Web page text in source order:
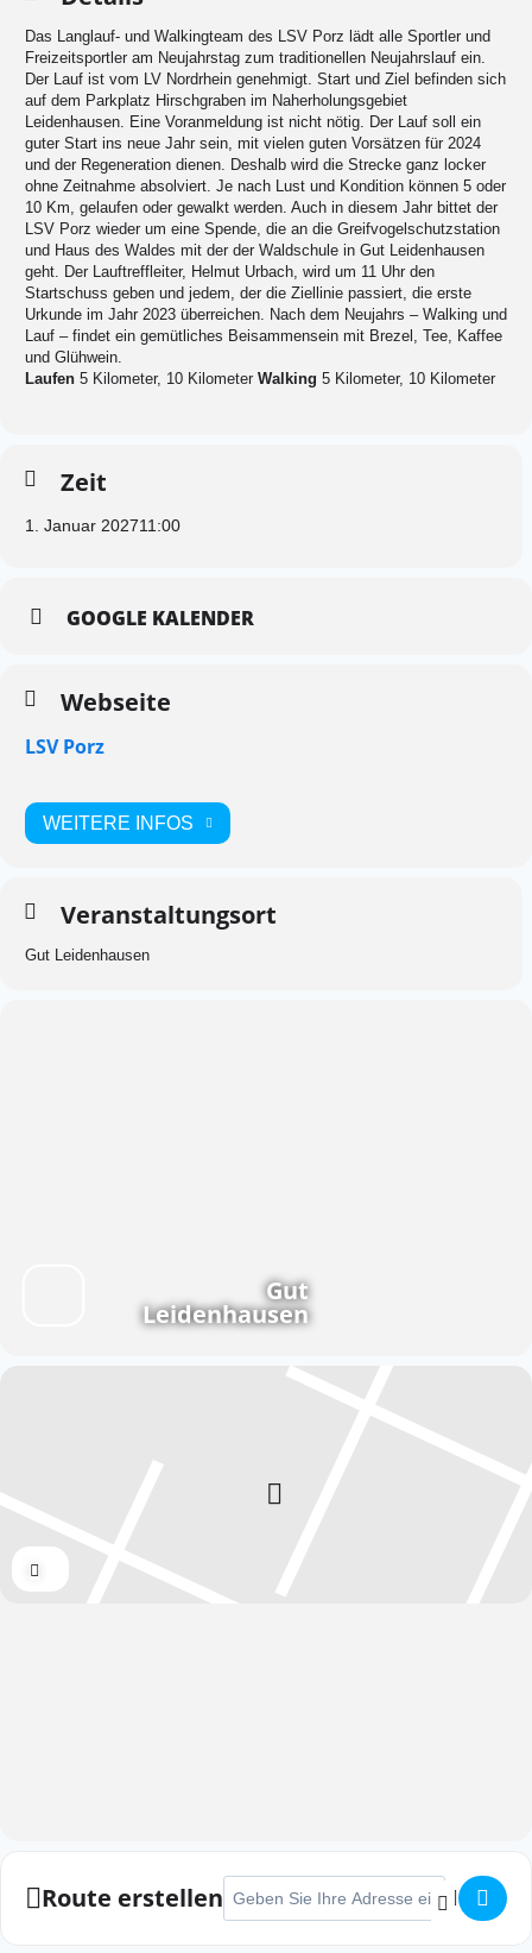
Das Langlauf- und Walkingteam des LSV Porz lädt alle Sportler und
Freizeitsportler am Neujahrstag zum traditionellen Neujahrslauf ein.
Der Lauf ist vom LV Nordrhein genehmigt. Start und Ziel befinden sich
auf dem Parkplatz Hirschgraben im Naherholungsgebiet
Leidenhausen. Eine Voranmeldung ist nicht nötig. Der Lauf soll ein
guter Start ins neue Jahr sein, mit vielen guten Vorsätzen für 2024
und der Regeneration dienen. Deshalb wird die Strecke ganz locker
ohne Zeitnahme absolviert. Je nach Lust und Kondition können 5 oder
10 Km, gelaufen oder gewalkt werden. Auch in diesem Jahr bittet der
LSV Porz wieder um eine Spende, die an die Greifvogelschutzstation
und Haus des Waldes mit der der Waldschule in Gut Leidenhausen
geht. Der Lauftreffleiter, Helmut Urbach, wird um 11 Uhr den
Startschuss geben und jedem, der die Ziellinie passiert, die erste
Urkunde im Jahr 2023 überreichen. Nach dem Neujahrs – Walking und
Lauf – findet ein gemütliches Beisammensein mit Brezel, Tee, Kaffee
und Glühwein.
Laufen 5 Kilometer, 10 Kilometer Walking 5 Kilometer, 10 Kilometer
Zeit
1. Januar 202711:00
GOOGLE KALENDER
Webseite
LSV Porz
WEITERE INFOS
Veranstaltungsort
Gut Leidenhausen
Gut
Leidenhausen
Route erstellen Adresse - Neujahrsbenefizelauf []